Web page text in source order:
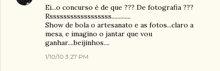
Ei...o concurso é de que ??? De fotografia ???
Rssssssssssssssssss.............
Show de bola o artesanato e as fotos...claro a
mesa, e imagino o jantar que vou
ganhar....beijinhos....
1/10/10 3:27 PM